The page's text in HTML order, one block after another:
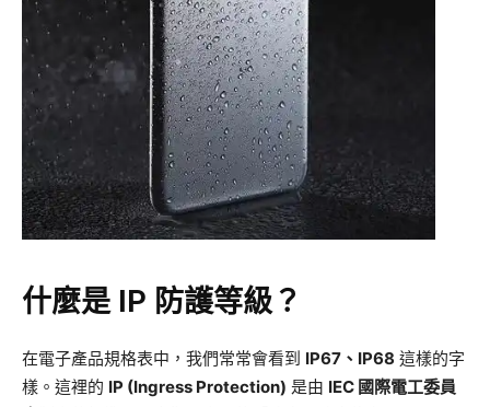
什麼是 IP 防護等級？
在電子產品規格表中，我們常常會看到 IP67、IP68 這樣的字
樣。這裡的 IP (Ingress Protection) 是由 IEC 國際電工委員